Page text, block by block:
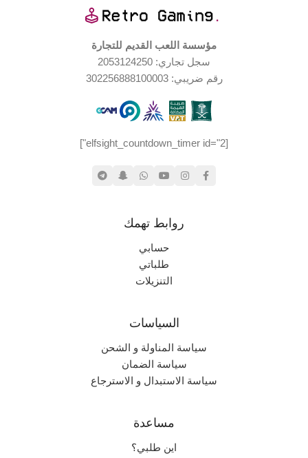
مؤسسة اللعب القديم للتجارة
سجل تجاري: 2053124250
رقم ضريبي: 302256888100003
[elfsight_countdown_timer id="2"]
روابط تهمك
حسابي
طلباتي
التنزيلات
السياسات
سياسة المناولة و الشحن
سياسة الضمان
سياسة الاستبدال و الاسترجاع
مساعدة
اين طلبي؟